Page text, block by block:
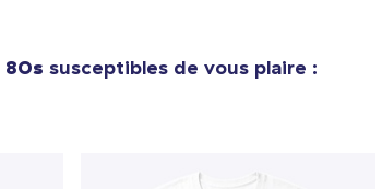
80s susceptibles de vous plaire :